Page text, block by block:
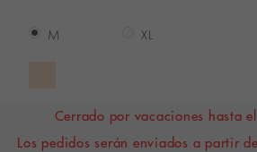
M XL
Cerrado por vacaciones hasta
Los pedidos serán enviados a partir